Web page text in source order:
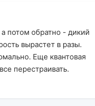
потом обратно - дикий
вырастет в разы.
Еще квантовая
перестраивать.